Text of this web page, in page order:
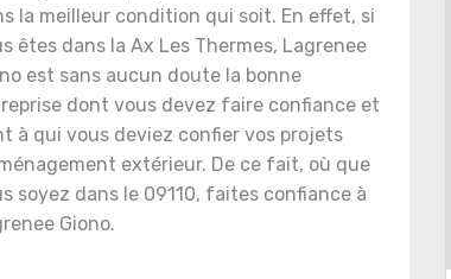
la meilleur condition qui soit. En effet, si
êtes dans la Ax Les Thermes, Lagrenee
est sans aucun doute la bonne
dont vous devez faire confiance et
à qui vous deviez confier vos projets
extérieur. De ce fait, où que
soyez dans le 09110, faites confiance à
Giono.